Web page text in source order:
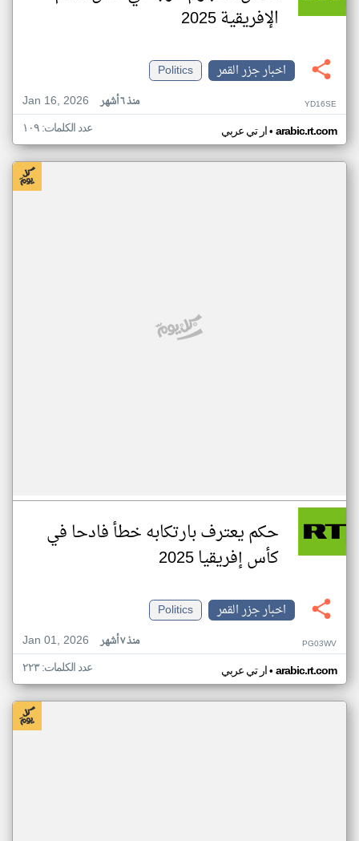
الإفريقية 2025
اخبار جزر القمر
Politics
Jan 16, 2026
منذ ٦ أشهر YD16SE
ار تي عربي• arabic.rt.com عدد الكلمات: ١٠٩
حكم يعترف بارتكابه خطأ فادحا في
كأس إفريقيا 2025
اخبار جزر القمر
Politics
Jan 01, 2026
منذ ٧ أشهر PG03WV
ار تي عربي• arabic.rt.com عدد الكلمات: ٢٢٣